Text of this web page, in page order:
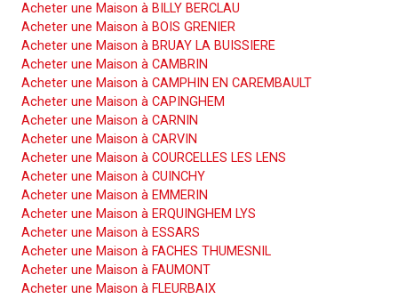
Acheter une Maison à BILLY BERCLAU
Acheter une Maison à BOIS GRENIER
Acheter une Maison à BRUAY LA BUISSIERE
Acheter une Maison à CAMBRIN
Acheter une Maison à CAMPHIN EN CAREMBAULT
Acheter une Maison à CAPINGHEM
Acheter une Maison à CARNIN
Acheter une Maison à CARVIN
Acheter une Maison à COURCELLES LES LENS
Acheter une Maison à CUINCHY
Acheter une Maison à EMMERIN
Acheter une Maison à ERQUINGHEM LYS
Acheter une Maison à ESSARS
Acheter une Maison à FACHES THUMESNIL
Acheter une Maison à FAUMONT
Acheter une Maison à FLEURBAIX